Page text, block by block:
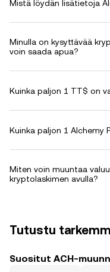
Mistä löydän lisätietoja
Minulla on kysyttävää
voin saada apua?
Kuinka paljon 1 TT$ on
Kuinka paljon 1 Alchemy
Miten voin muuntaa
kryptolaskimen avulla?
Tutustu
Suositut ACH-